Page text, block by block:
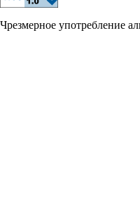
Чрезмерное употребление